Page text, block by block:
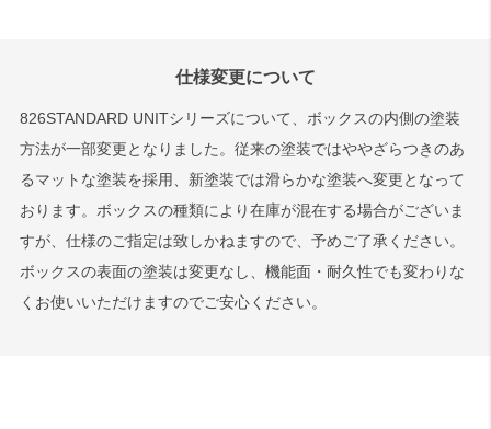
仕様変更について
826STANDARD UNITシリーズについて、ボックスの内側の塗装
方法が一部変更となりました。従来の塗装ではややざらつきのあ
るマットな塗装を採用、新塗装では滑らかな塗装へ変更となって
おります。ボックスの種類により在庫が混在する場合がございま
すが、仕様のご指定は致しかねますので、予めご了承ください。
ボックスの表面の塗装は変更なし、機能面・耐久性でも変わりな
くお使いいただけますのでご安心ください。